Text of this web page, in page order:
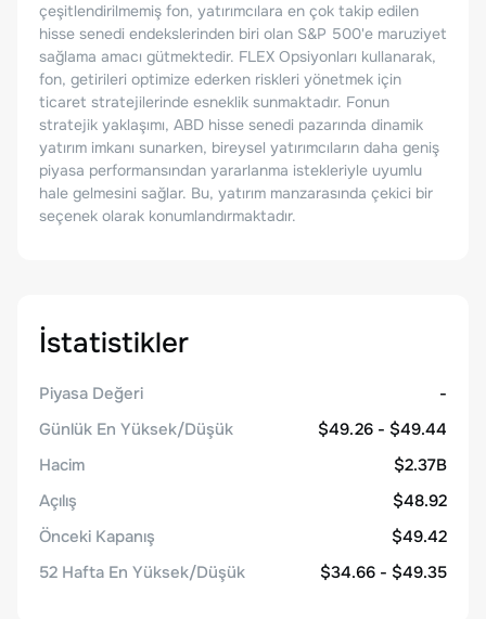
çeşitlendirilmemiş fon, yatırımcılara en çok takip edilen
hisse senedi endekslerinden biri olan S&P 500'e maruziyet
sağlama amacı gütmektedir. FLEX Opsiyonları kullanarak,
fon, getirileri optimize ederken riskleri yönetmek için
ticaret stratejilerinde esneklik sunmaktadır. Fonun
stratejik yaklaşımı, ABD hisse senedi pazarında dinamik
yatırım imkanı sunarken, bireysel yatırımcıların daha geniş
piyasa performansından yararlanma istekleriyle uyumlu
hale gelmesini sağlar. Bu, yatırım manzarasında çekici bir
seçenek olarak konumlandırmaktadır.
İstatistikler
Piyasa Değeri
-
Günlük En Yüksek/Düşük
$49.26 - $49.44
Hacim
$2.37B
Açılış
$48.92
Önceki Kapanış
$49.42
52 Hafta En Yüksek/Düşük
$34.66 - $49.35